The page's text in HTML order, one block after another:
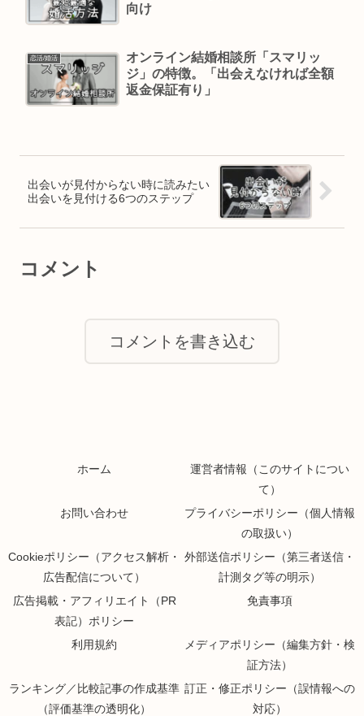
向け
恋活/婚活
オンライン結婚相談所「スマリッ
ジ」の特徴。「出会えなければ全額
返金保証有り」
出会いが見付からない時に読みたい
出会いを見付ける6つのステップ
コメント
コメントを書き込む
ホーム
運営者情報（このサイトについ
て）
お問い合わせ
プライバシーポリシー（個人情報
の取扱い）
Cookieポリシー（アクセス解析・
広告配信について）
外部送信ポリシー（第三者送信・
計測タグ等の明示）
広告掲載・アフィリエイト（PR
表記）ポリシー
免責事項
利用規約
メディアポリシー（編集方針・検
証方法）
ランキング／比較記事の作成基準
（評価基準の透明化）
訂正・修正ポリシー（誤情報への
対応）